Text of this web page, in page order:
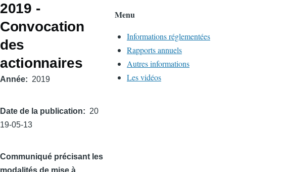
d'Ariane
2019 -
Convocation
des
actionnaires
Année 2019
Date de la publication
20
19-05-13
Communiqué précisant les
modalités de mise à
Menu
Informations réglementées
Rapports annuels
Autres informations
Les vidéos